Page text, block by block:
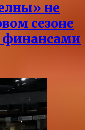
не
сезоне
финансами